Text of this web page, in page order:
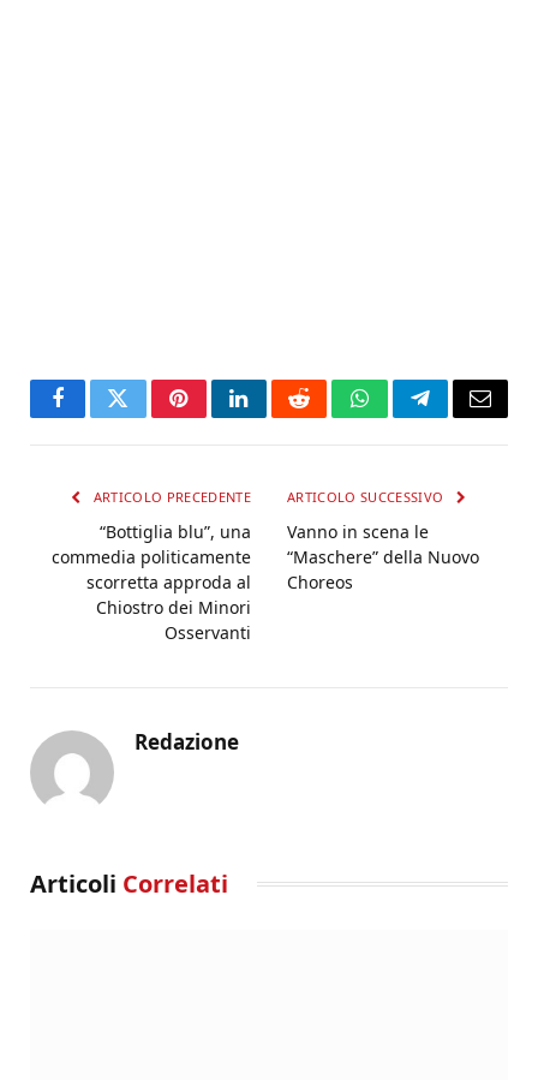
FacebookTwitterPinterestLinkedInRedditWhatsAppTelegramEmail
ARTICOLO PRECEDENTE
“Bottiglia blu”, una
commedia politicamente
scorretta approda al
Chiostro dei Minori
Osservanti
ARTICOLO SUCCESSIVO
Vanno in scena le
“Maschere” della Nuovo
Choreos
Redazione
Articoli Correlati